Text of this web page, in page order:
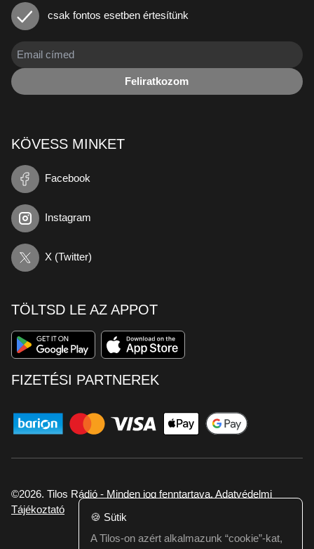
csak fontos esetben értesítünk
Feliratkozom
KÖVESS MINKET
Facebook
Instagram
X (Twitter)
TÖLTSD LE AZ APPOT
FIZETÉSI PARTNEREK
©2026. Tilos Rádió - Minden jog fenntartava. Adatvédelmi
Tájékoztató
🍪 Sütik
A Tilos-on azért alkalmazunk “cookie”-kat,